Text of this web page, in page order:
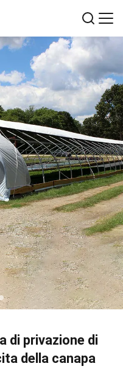
di privazione di
della canapa